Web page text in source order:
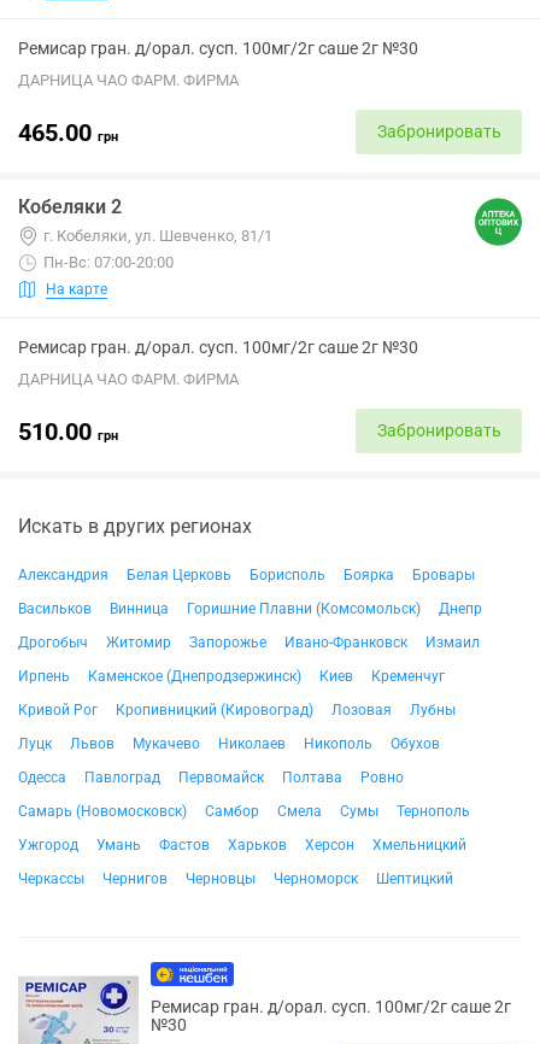
Ремисар гран. д/орал. сусп. 100мг/2г саше 2г №30
ДАРНИЦА ЧАО ФАРМ. ФИРМА
465.00 грн Забронировать
Кобеляки 2
г. Кобеляки, ул. Шевченко, 81/1
Пн-Вс: 07:00-20:00
На карте
Ремисар гран. д/орал. сусп. 100мг/2г саше 2г №30
ДАРНИЦА ЧАО ФАРМ. ФИРМА
510.00 грн Забронировать
Искать в других регионах
Александрия Белая Церковь Борисполь Боярка
Бровары
Васильков
Винница Горишние Плавни (Комсомольск)
Днепр
Дрогобыч
Житомир Запорожье Ивано-Франковск
Измаил
Ирпень
Каменское (Днепродзержинск) Киев
Кременчуг
Кривой Рог
Кропивницкий (Кировоград) Лозовая
Лубны
Луцк
Львов Мукачево Николаев Никополь
Обухов
Одесса
Павлоград Первомайск Полтава
Ровно
Самарь (Новомосковск)
Самбор Смела Сумы
Тернополь
Ужгород
Умань Фастов Харьков Херсон
Хмельницкий
Черкассы
Чернигов Черновцы Черноморск Шептицкий
Ремисар гран. д/орал. сусп. 100мг/2г саше 2г
№30